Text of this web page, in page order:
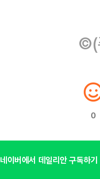
©(
0
네이버에서 데일리안 구독하기